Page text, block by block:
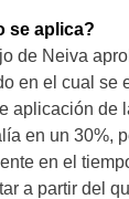
se aplica?
de Neiva
en el cual se
aplicación de
en un 30%,
en el
a partir del